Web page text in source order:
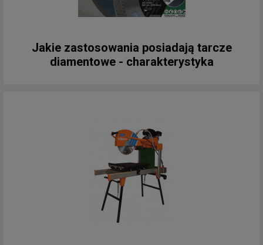
Jakie zastosowania posiadają tarcze
diamentowe - charakterystyka